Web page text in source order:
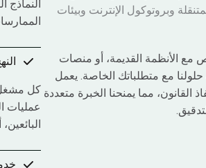
وبروتوكول الإنترنت وبيئات
الأنظمة القديمة، أو منصات
مع متطلباتك الخاصة. يعمل
مما يمنحنا الخبرة متعددة كل مشغل
عمليات